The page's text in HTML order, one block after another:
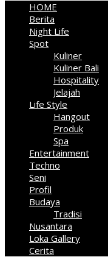
HOME
Berita
Night Life
Spot
Kuliner
Kuliner Bali
Hospitality
Jelajah
Life Style
Hangout
Produk
Spa
Entertainment
Techno
Seni
Profil
Budaya
Tradisi
Nusantara
Loka Gallery
Cerita